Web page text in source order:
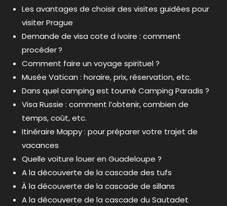
Les avantages de choisir des visites guidées pour
visiter Prague
Demande de visa cote d ivoire : comment
procéder ?
Comment faire un voyage spirituel ?
Musée Vatican : horaire, prix, réservation, etc.
Dans quel camping est tourné Camping Paradis ?
Visa Russie : comment l’obtenir, combien de
temps, coût, etc.
Itinéraire Mappy : pour préparer votre trajet de
vacances
Quelle voiture louer en Guadeloupe ?
A la découverte de la cascade des tufs
À la découverte de la cascade de sillans
A la découverte de la cascade du Sautadet